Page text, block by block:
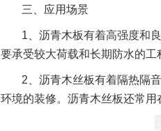
三、应用场景
1、沥青木板有着高强度和
要承受较大荷载和长期防水的工
2、沥青木丝板有着隔热隔
环境的装修。沥青木丝板还常用